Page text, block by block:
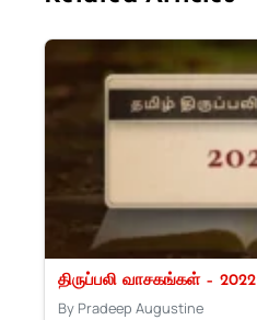
திருப்பலி வாசகங்கள் – 2022
By Pradeep Augustine